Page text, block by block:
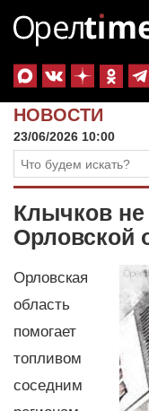
НОВОСТИ
23/06/2026 10:00
Клычков не
Орловской
Орловская
область
помогает
топливом
соседним